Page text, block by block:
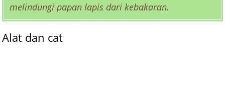
melindungi papan lapis dari kebakaran.
Alat dan cat